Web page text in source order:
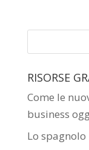
RISORSE
Come le
business
Lo